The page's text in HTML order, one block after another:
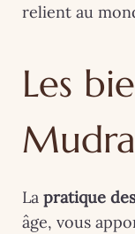
relient au
Les
La pratique
âge, vous